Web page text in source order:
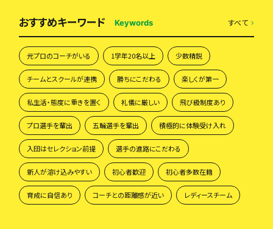
おすすめキーワード Keywords すべて
元プロのコーチがいる 1学年20名以上 少数精鋭
チームとスクールが連携 勝ちにこだわる 楽しくが第一
私生活・態度に重きを置く 礼儀に厳しい 飛び級制度あり
プロ選手を輩出 五輪選手を輩出 積極的に体験受け入れ
入団はセレクション前提 選手の進路にこだわる
新人が溶け込みやすい 初心者歓迎 初心者多数在籍
育成に自信あり コーチとの距離感が近い レディースチーム